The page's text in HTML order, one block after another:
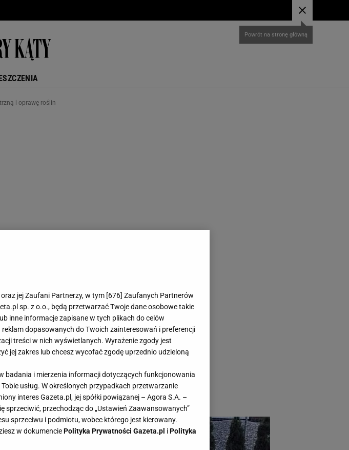
i oprawę roślin
o przestrzeń
możemy pięknie zaaranżować
ogród czy balkon te niewielkie dodatki
jej Zaufani Partnerzy, w tym [676] Zaufanych Partnerów
sp. z o.o., będą przetwarzać Twoje dane osobowe takie
inne informacje zapisane w tych plikach do celów
dopasowanych do Twoich zainteresowań i preferencji
treści w nich wyświetlanych. Wyrażenie zgody jest
jej zakres lub chcesz wycofać zgodę uprzednio udzieloną
badania i mierzenia informacji dotyczących funkcjonowania
usług. W określonych przypadkach przetwarzanie
interes Gazeta.pl, jej spółki powiązanej – Agora S.A. –
sprzeciwić, przechodząc do „Ustawień Zaawansowanych”
sprzeciwu i podmiotu, wobec którego jest kierowany.
w dokumenciePolityka Prywatności Gazeta.pl iPolityka